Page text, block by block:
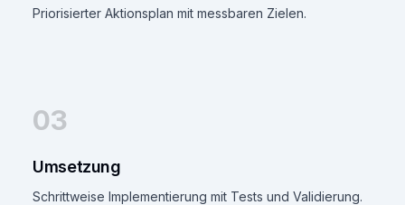
Priorisierter Aktionsplan mit messbaren Zielen.
03
Umsetzung
Schrittweise Implementierung mit Tests und Validierung.